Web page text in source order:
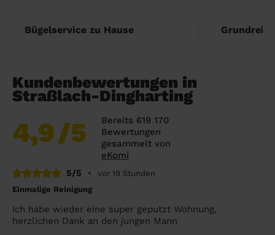
Bügelservice zu Hause
Kundenbewertungen in
Straßlach-Dingharting
4,9/5
Bereits 619 170
Bewertungen
gesammelt von
eKomi
5/5
•
vor 19 Stunden
Einmalige Reinigung
Ich habe wieder eine super geputzt Wohnung,
herzlichen Dank an den jungen Mann